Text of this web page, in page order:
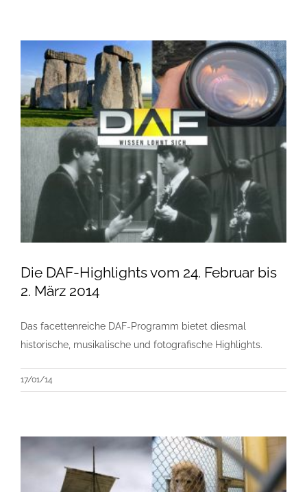
Die DAF-Highlights vom 24. Februar bis
2. März 2014
Das facettenreiche DAF-Programm bietet diesmal
historische, musikalische und fotografische Highlights.
17/01/14